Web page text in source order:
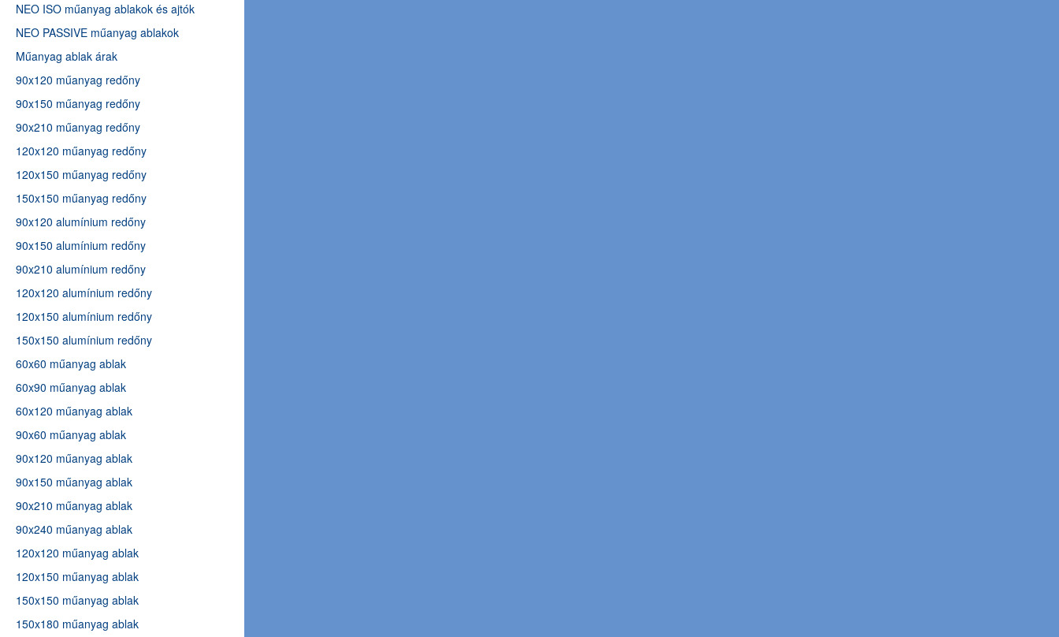
NEO ISO műanyag ablakok és ajtók
NEO PASSIVE műanyag ablakok
Műanyag ablak árak
90x120 műanyag redőny
90x150 műanyag redőny
90x210 műanyag redőny
120x120 műanyag redőny
120x150 műanyag redőny
150x150 műanyag redőny
90x120 alumínium redőny
90x150 alumínium redőny
90x210 alumínium redőny
120x120 alumínium redőny
120x150 alumínium redőny
150x150 alumínium redőny
60x60 műanyag ablak
60x90 műanyag ablak
60x120 műanyag ablak
90x60 műanyag ablak
90x120 műanyag ablak
90x150 műanyag ablak
90x210 műanyag ablak
90x240 műanyag ablak
120x120 műanyag ablak
120x150 műanyag ablak
150x150 műanyag ablak
150x180 műanyag ablak